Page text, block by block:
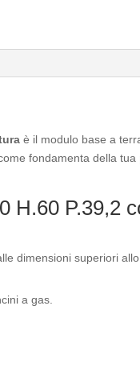
è il modulo base a
fondamenta della tua
H.60 P.39,2
dimensioni superiori allo
a gas.